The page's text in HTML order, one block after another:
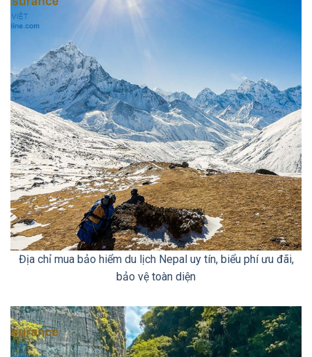
Địa chỉ mua bảo hiểm du lịch Nepal uy tín, biểu phí ưu đãi,
bảo vệ toàn diện